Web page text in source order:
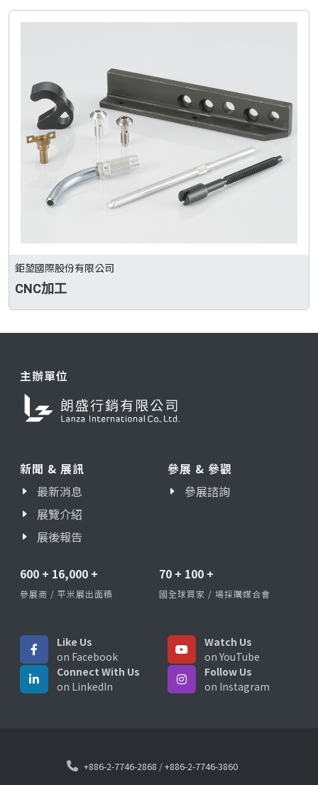
鉅堃國際股份有限公司
CNC加工
主辦單位
新聞 & 展訊
最新消息
展覽介紹
展後報告
參展 & 參觀
參展諮詢
600 + 16,000 +
參展商 / 平米展出面積
70 + 100 +
國全球買家 / 場採購媒合會
Like Us
on Facebook
Watch Us
on YouTube
Connect With Us
on LinkedIn
Follow Us
on Instagram
+886-2-7746-2868 /+886-2-7746-3860